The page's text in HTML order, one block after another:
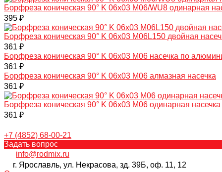
Борфреза коническая 90° K 06х03 M06/WU8 одинарная
395 ₽
Борфреза коническая 90° K 06х03 M06L150 двойная
361 ₽
Борфреза коническая 90° K 06х03 M06 насечка по
361 ₽
Борфреза коническая 90° K 06х03 M06 алмазная насечка
361 ₽
Борфреза коническая 90° K 06х03 M06 одинарная насечка
361 ₽
+7 (4852) 68-00-21
Задать вопрос
info@rodmix.ru
г. Ярославль, ул. Некрасова, зд. 39Б, оф. 11, 12